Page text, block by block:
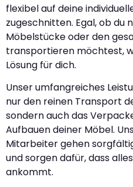
flexibel auf deine
zugeschnitten. Egal, ob du
Möbelstücke oder den
transportieren möchtest,
Lösung für dich.
Unser umfangreiches
nur den reinen Transport
sondern auch das
Aufbauen deiner Möbel.
Mitarbeiter gehen
und sorgen dafür, dass
ankommt.